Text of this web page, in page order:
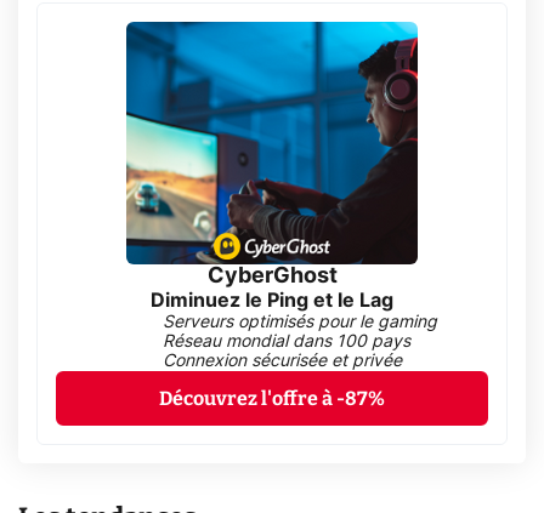
CyberGhost
Diminuez le Ping et le Lag
Serveurs optimisés pour le gaming
Réseau mondial dans 100 pays
Connexion sécurisée et privée
Découvrez l'offre à -87%